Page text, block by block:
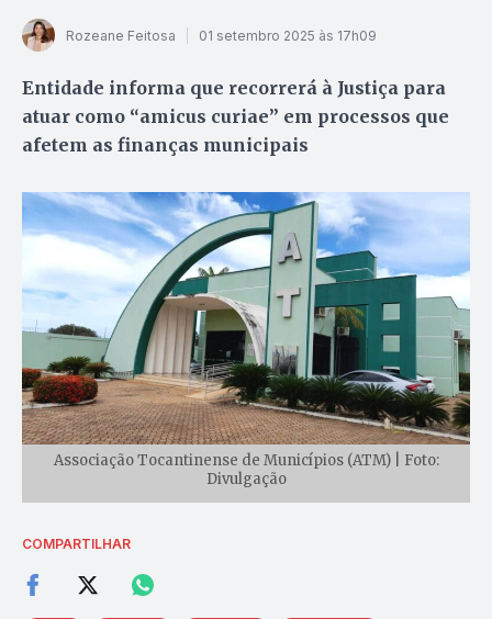
Rozeane Feitosa 01 setembro 2025 às 17h09
Entidade informa que recorrerá à Justiça para
atuar como “amicus curiae” em processos que
afetem as finanças municipais
Associação Tocantinense de Municípios (ATM) | Foto:
Divulgação
COMPARTILHAR